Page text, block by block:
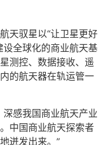
天驭星以“让卫星更好
设全球化的商业航天基
测控、数据接收、遥
的航天器在轨运管一
感我国商业航天产业
中国商业航天探索者
迸发出来。”